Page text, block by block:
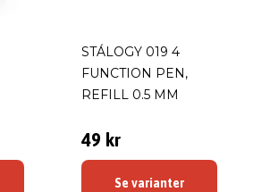
STÁLOGY 019 4
FUNCTION PEN,
REFILL 0.5 MM
49 kr
Se varianter